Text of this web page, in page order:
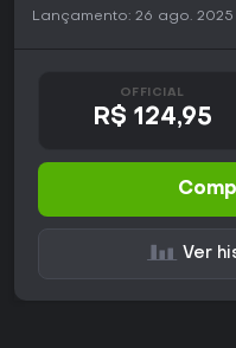
Lançamento: 26 ago. 2025
OFFICIAL
R$ 124,95
Ver